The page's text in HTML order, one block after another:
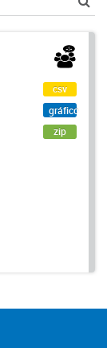
csv
gráfico
zip